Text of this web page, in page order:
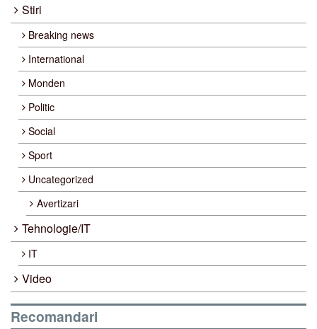
Stiri
Breaking news
International
Monden
Politic
Social
Sport
Uncategorized
Avertizari
Tehnologie/IT
IT
Video
Recomandari